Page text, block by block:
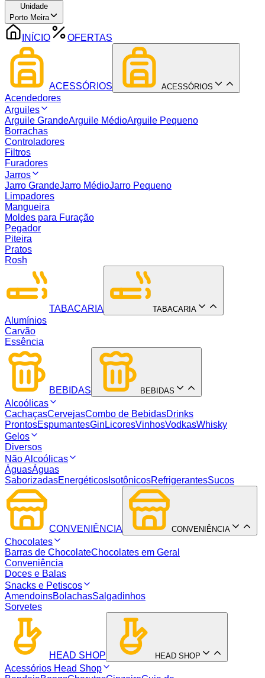
Unidade
Porto Meira
INÍCIO OFERTAS
ACESSÓRIOS ACESSÓRIOS
Acendedores
Arguiles
Arguile GrandeArguile MédioArguile Pequeno
Borrachas
Controladores
Filtros
Furadores
Jarros
Jarro GrandeJarro MédioJarro Pequeno
Limpadores
Mangueira
Moldes para Furação
Pegador
Piteira
Pratos
Rosh
TABACARIA TABACARIA
Alumínios
Carvão
Essência
BEBIDAS BEBIDAS
Alcoólicas
CachaçasCervejasCombo de BebidasDrinks
ProntosEspumantesGin LicoresVinhosVodkasWhisky
Gelos
Diversos
Não Alcoólicas
ÁguasÁguas
SaborizadasEnergéticos IsotônicosRefrigerantesSucos
CONVENIÊNCIA CONVENIÊNCIA
Chocolates
Barras de ChocolateChocolates em Geral
Conveniência
Doces e Balas
Snacks e Petiscos
AmendoinsBolachasSalgadinhos
Sorvetes
HEAD SHOP HEAD SHOP
Acessórios Head Shop